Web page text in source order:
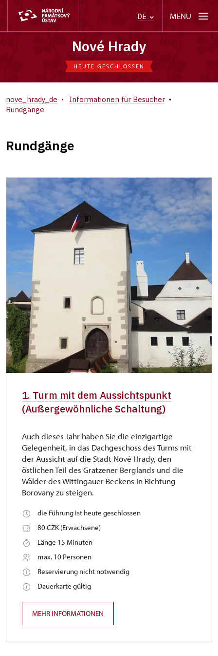
DE MENU
Nové Hrady
HEUTE GESCHLOSSEN
nove_hrady_de
Informationen für Besucher
Rundgänge
Rundgänge
1. Turm mit dem Aussichtspunkt
(Außergewöhnliche Schaltung)
Auch dieses Jahr haben Sie die einzigartige
Gelegenheit, in das Dachgeschoss des Turms mit
der Aussicht auf die Stadt Nové Hrady, den
östlichen Teil des Gratzener Berglands und die
Wälder des Wittingauer Beckens in Richtung
Borovany zu steigen.
die Führung ist heute geschlossen
80 CZK (Erwachsene)
Länge 15 Minuten
max. 10 Personen
Reservierung nicht notwendig
Dauerkarte gültig
MEHR INFORMATIONEN